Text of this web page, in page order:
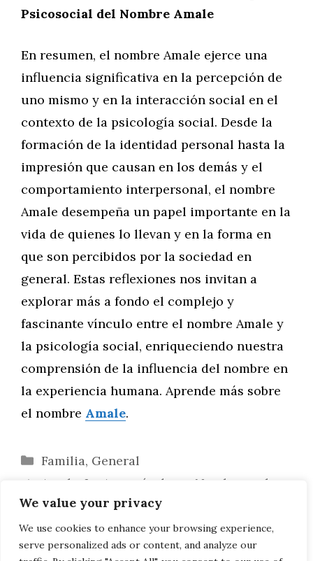
We value your privacy
We use cookies to enhance your browsing experience,
serve personalized ads or content, and analyze our
Psicosocial del Nombre Amale
En resumen, el nombre Amale ejerce una
influencia significativa en la percepción de
uno mismo y en la interacción social en el
contexto de la psicología social. Desde la
formación de la identidad personal hasta la
impresión que causan en los demás y el
comportamiento interpersonal, el nombre
Amale desempeña un papel importante en la
vida de quienes lo llevan y en la forma en
que son percibidos por la sociedad en
general. Estas reflexiones nos invitan a
explorar más a fondo el complejo y
fascinante vínculo entre el nombre Amale y
la psicología social, enriqueciendo nuestra
comprensión de la influencia del nombre en
la experiencia humana. Aprende más sobre
el nombre Amale.
Categorías
Familia, General
Amale: La Armonía de un Nombre en la
Música
Explorando las Profundidades
Lingüísticas de Amale en Diversos Idiomas